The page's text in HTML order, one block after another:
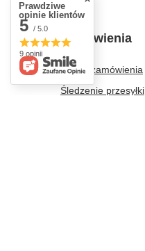
Zamówienia
Status zamówienia
Śledzenie przesyłki
Prawdziwe
opinie klientów
5 / 5.0
9 opinii